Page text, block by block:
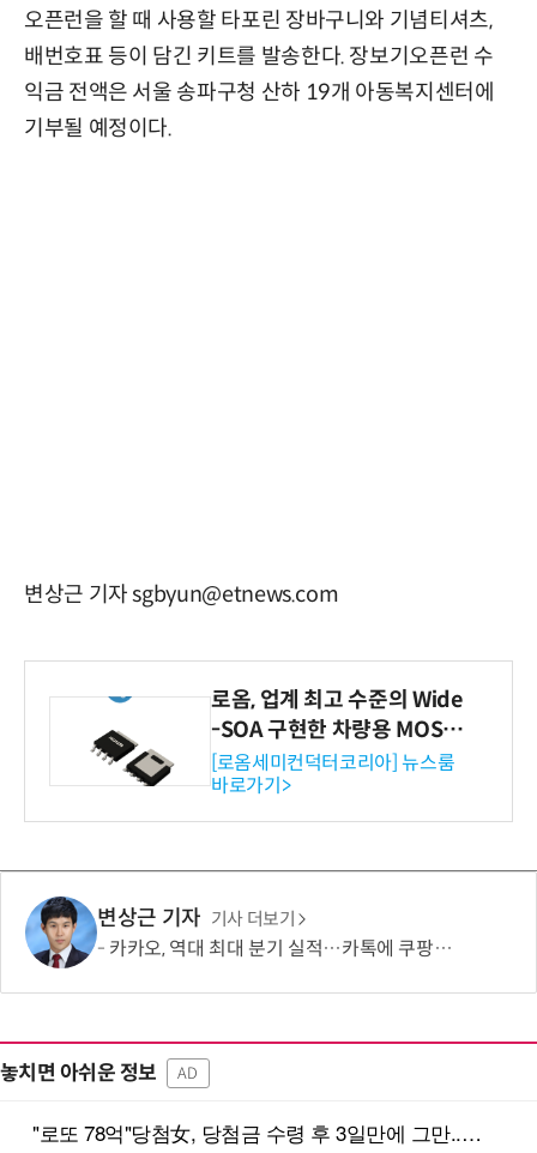
오픈런을 할 때 사용할 타포린 장바구니와 기념티셔츠,
배번호표 등이 담긴 키트를 발송한다. 장보기오픈런 수
익금 전액은 서울 송파구청 산하 19개 아동복지센터에
기부될 예정이다.
변상근 기자 sgbyun@etnews.com
로옴, 업계 최고 수준의 Wide
-SOA 구현한 차량용 MOSF
ET 개발
[로옴세미컨덕터코리아] 뉴스룸
바로가기>
변상근 기자 기사 더보기
카카오, 역대 최대 분기 실적…카톡에 쿠팡이츠 연동해 주문부터 결제까지
놓치면 아쉬운 정보 AD